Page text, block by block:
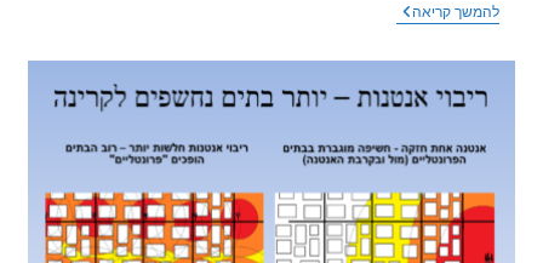
קריאהשאלה
לעבור
לסיבים
(11/2022)?